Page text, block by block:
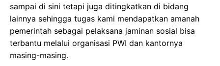
sampai di sini tetapi juga ditingkatkan di bidang
lainnya sehingga tugas kami mendapatkan amanah
pemerintah sebagai pelaksana jaminan sosial bisa
terbantu melalui organisasi PWI dan kantornya
masing-masing.